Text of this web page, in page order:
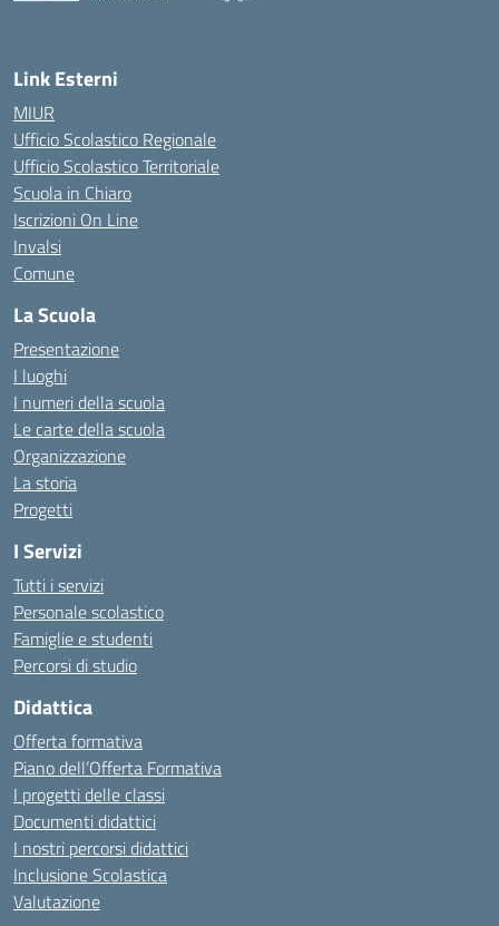
Link Esterni
MIUR
Ufficio Scolastico Regionale
Ufficio Scolastico Territoriale
Scuola in Chiaro
Iscrizioni On Line
Invalsi
Comune
La Scuola
Presentazione
I luoghi
I numeri della scuola
Le carte della scuola
Organizzazione
La storia
Progetti
I Servizi
Tutti i servizi
Personale scolastico
Famiglie e studenti
Percorsi di studio
Didattica
Offerta formativa
Piano dell’Offerta Formativa
I progetti delle classi
Documenti didattici
I nostri percorsi didattici
Inclusione Scolastica
Valutazione